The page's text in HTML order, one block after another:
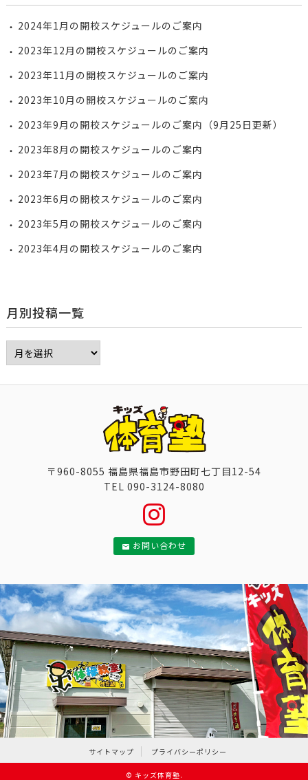
2024年1月の開校スケジュールのご案内
2023年12月の開校スケジュールのご案内
2023年11月の開校スケジュールのご案内
2023年10月の開校スケジュールのご案内
2023年9月の開校スケジュールのご案内（9月25日更新）
2023年8月の開校スケジュールのご案内
2023年7月の開校スケジュールのご案内
2023年6月の開校スケジュールのご案内
2023年5月の開校スケジュールのご案内
2023年4月の開校スケジュールのご案内
月別投稿一覧
〒960-8055 福島県福島市野田町七丁目12-54
TEL 090-3124-8080
お問い合わせ
サイトマップ プライバシーポリシー
© キッズ体育塾.